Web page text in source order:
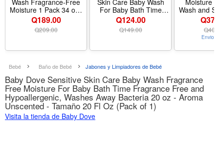
Wash Fragrance-Free
Moisture 1 Pack 34 oz |
For Baby Bath Time
Fragrance Free and
Hypoallergenic, Washes
de estilo Fragrance
(Pack of 1)
Q189.00
Q209.00
Skin Care Baby Wash
For Baby Bath Time
Rich 20 oz | For
sensitive baby skin,
Helps gently cleanse
care, For bath time,
Tamaño 20 Fl Oz (Pack
of 1) - Nombre de estilo
Baby Wash and
Shampoo
Q124.00
Q149.00
Moisture
Wash and
oz, Pack
tear-
cleanses
skin and
Sensitive
Q
Envio
Bebé Baño de Bebé Jabones y Limpiadores de Bebé
Baby Dove Sensitive Skin Care Baby Wash Fragrance
Free Moisture For Baby Bath Time Fragrance Free and
Hypoallergenic, Washes Away Bacteria 20 oz - Aroma
Unscented - Tamaño 20 Fl Oz (Pack of 1)
Visita la tienda de Baby Dove